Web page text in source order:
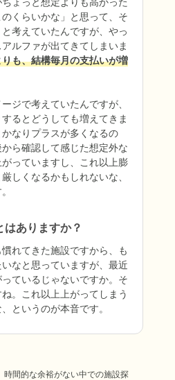
くらいかな」と思って、そ
考えていたんですが、やっ
ルファが出てきてしまいま
も、結構毎月の支払いが増
ジで考えていたんですが、
るとどうしても増えてきま
なりプラスが多くなるの
ら確認して感じた想定外な
っていますし、これ以上膨
しくなるかもしれないな、
ありますか？
れてきた施設ですから、も
なと思っていますが、最近
ているじゃないですか。そ
。これ以上上がってしまう
というのが本音です。
時間的な余裕がない中での施設探